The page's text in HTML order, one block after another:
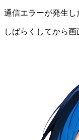
通信エラーが発生し
しばらくしてから画